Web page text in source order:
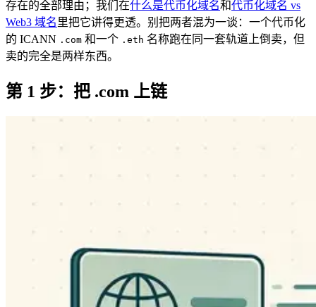
存在的全部理由；我们在什么是代币化域名和代币化域名 vs
Web3 域名 里把它讲得更透。别把两者混为一谈：一个代币化
的 ICANN .com 和一个 .eth 名称跑在同一套轨道上倒卖，但
卖的完全是两样东西。
第 1 步：把 .com 上链